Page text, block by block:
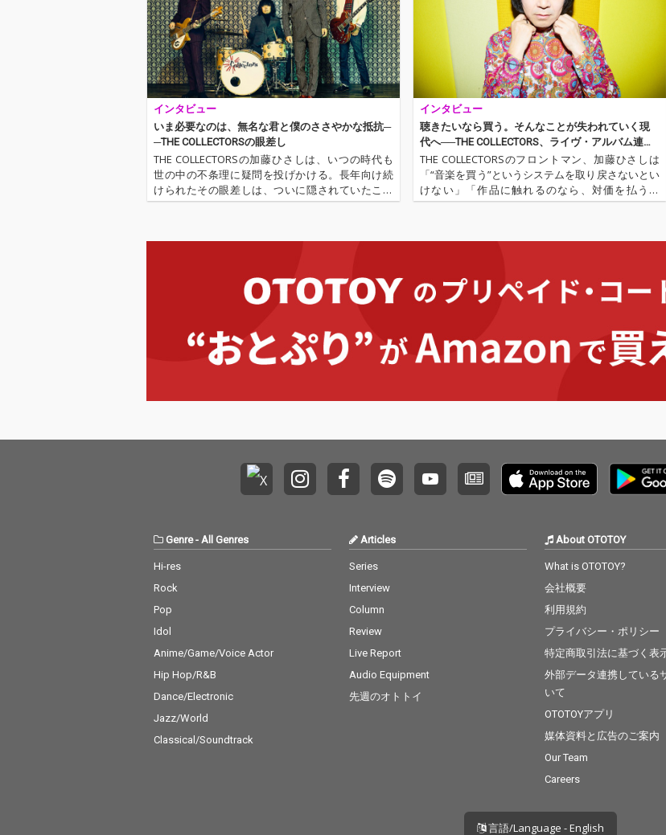
インタビュー
いま必要なのは、無名な君と僕のささやかな抵抗─
─THE COLLECTORSの眼差し
THE COLLECTORSの加藤ひさしは、いつの時代も
世の中の不条理に疑問を投げかける。長年向け続
けられたその眼差しは、ついに隠されていたこの
世の裏のパワーバランスを徐々に暴き出すことに
インタビュー
聴きたいなら買う。そんなことが失われていく現
代へ──THE COLLECTORS、ライヴ・アルバム連続
リリースの真意とは
THE COLLECTORSのフロントマン、加藤ひさしは
「“音楽を買う”というシステムを取り戻さないとい
けない」「作品に触れるのなら、対価を払うべ
き」と、このインタビューで何度も強く訴えてい
Genre- All Genres
Hi-res
Rock
Pop
Idol
Anime/Game/Voice Actor
Hip Hop/R&B
Dance/Electronic
Jazz/World
Classical/Soundtrack
Articles
Series
Interview
Column
Review
Live Report
Audio Equipment
先週のオトトイ
About OTOTOY
What is OTOTOY?
会社概要
利用規約
プライバシー・ポリシー
特定商取引法に基づく表
外部データ連携している
いて
OTOTOYアプリ
媒体資料と広告のご案内
Our Team
Careers
言語/Language - English